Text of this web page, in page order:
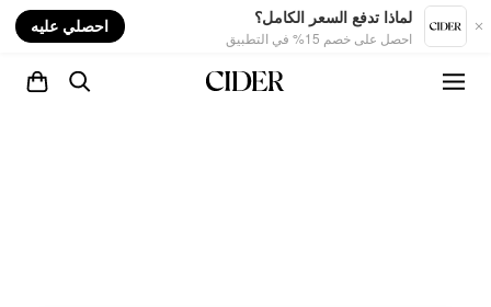
لماذا تدفع السعر الكامل؟
احصل على خصم 15% في التطبيق
احصلي عليه